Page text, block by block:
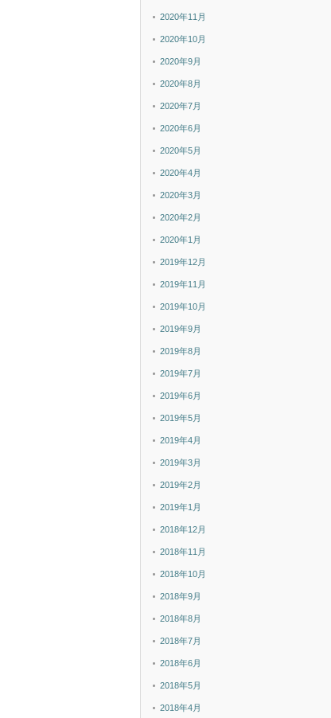
2020年11月
2020年10月
2020年9月
2020年8月
2020年7月
2020年6月
2020年5月
2020年4月
2020年3月
2020年2月
2020年1月
2019年12月
2019年11月
2019年10月
2019年9月
2019年8月
2019年7月
2019年6月
2019年5月
2019年4月
2019年3月
2019年2月
2019年1月
2018年12月
2018年11月
2018年10月
2018年9月
2018年8月
2018年7月
2018年6月
2018年5月
2018年4月